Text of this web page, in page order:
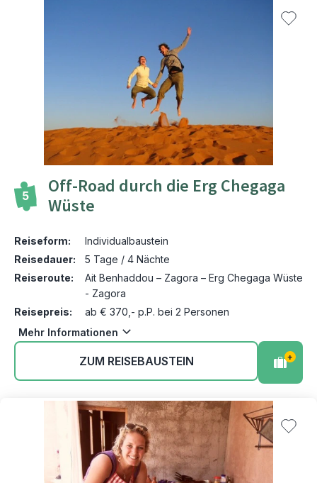
5
Off-Road durch die Erg Chegaga
Wüste
Reiseform:
Individualbaustein
Reisedauer:
5 Tage / 4 Nächte
Reiseroute:
Ait Benhaddou – Zagora – Erg Chegaga Wüste
- Zagora
Reisepreis:
ab € 370,- p.P. bei 2 Personen
Mehr Informationen
ZUM REISEBAUSTEIN +